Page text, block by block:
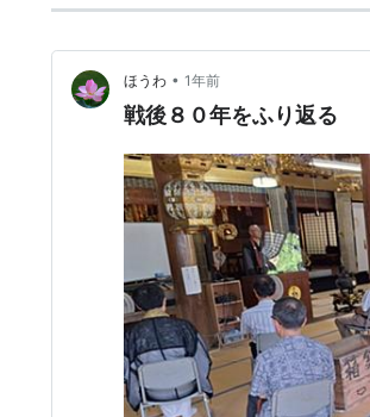
ほうわ • 1年前
戦後８０年をふり返る